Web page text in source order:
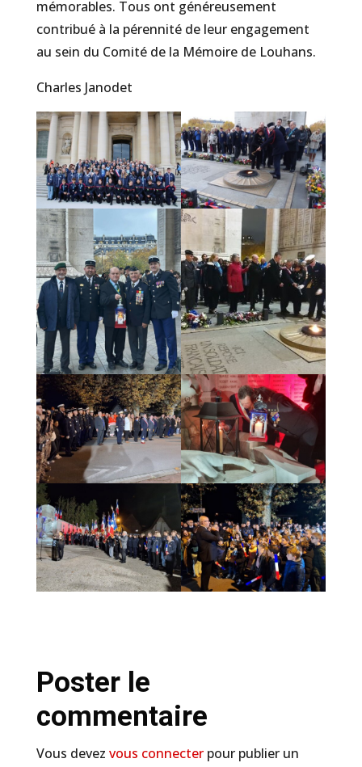
mémorables. Tous ont généreusement
contribué à la pérennité de leur engagement
au sein du Comité de la Mémoire de Louhans.
Charles Janodet
Poster le
commentaire
Vous devez vous connecterpour publier un